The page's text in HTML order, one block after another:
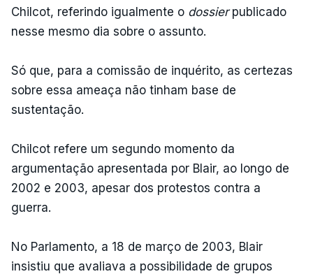
Chilcot, referindo igualmente o dossierpublicado
nesse mesmo dia sobre o assunto.
Só que, para a comissão de inquérito, as certezas
sobre essa ameaça não tinham base de
sustentação.
Chilcot refere um segundo momento da
argumentação apresentada por Blair, ao longo de
2002 e 2003, apesar dos protestos contra a
guerra.
No Parlamento, a 18 de março de 2003, Blair
insistiu que avaliava a possibilidade de grupos